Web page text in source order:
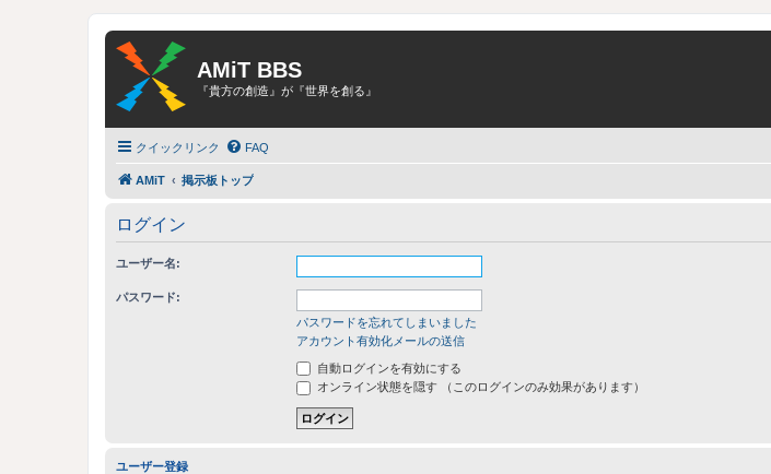
AMiT BBS
『貴方の創造』が『世界を創る』
クイックリンク FAQ
AMiT 掲示板トップ
ログイン
ユーザー名:
パスワード:
パスワードを忘れてしまいました
アカウント有効化メールの送信
自動ログインを有効にする
オンライン状態を隠す （このログインのみ効果があります）
ユーザー登録